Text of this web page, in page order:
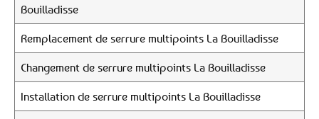
Bouilladisse
Remplacement de serrure multipoints La Bouilladisse
Changement de serrure multipoints La Bouilladisse
Installation de serrure multipoints La Bouilladisse